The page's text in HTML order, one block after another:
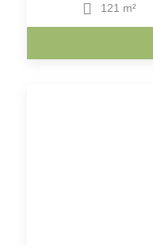
121 m²